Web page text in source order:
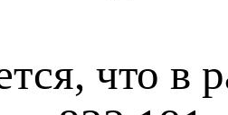
что в